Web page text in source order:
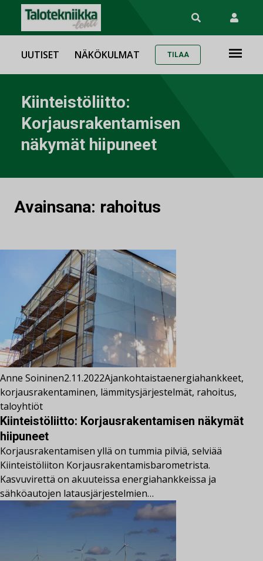
UUTISET NÄKÖKULMAT TILAA
Kiinteistöliitto:
Korjausrakentamisen
näkymät hiipuneet
Avainsana: rahoitus
Anne Soininen2.11.2022Ajankohtaistaenergiahankkeet,
korjausrakentaminen, lämmitysjärjestelmät, rahoitus,
taloyhtiöt
Kiinteistöliitto: Korjausrakentamisen näkymät
hiipuneet
Korjausrakentamisen yllä on tummia pilviä, selviää
Kiinteistöliiton Korjausrakentamisbarometrista.
Kasvuvirettä on akuuteissa energiahankkeissa ja
sähköautojen latausjärjestelmien…